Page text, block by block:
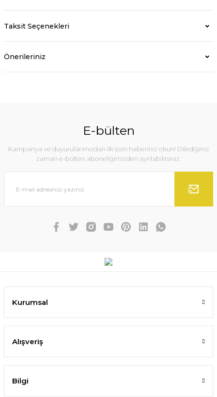
Taksit Seçenekleri
Önerileriniz
E-bülten
Kampanya ve duyurularımızdan ilk sizin haberiniz olsun! Dilediğiniz
zaman e-bülten aboneliğimizden ayrılabilirsiniz.
Kurumsal
Alışveriş
Bilgi